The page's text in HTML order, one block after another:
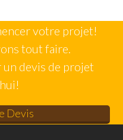
votre projet!
tout faire.
devis de projet
Devis